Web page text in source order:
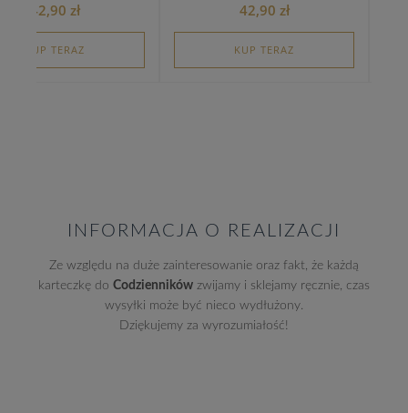
42,90 zł
KUP TERAZ
42,90 zł
KUP TERAZ
INFORMACJA O REALIZACJI
Ze względu na duże zainteresowanie oraz fakt, że każdą
karteczkę do Codzienników zwijamy i sklejamy ręcznie, czas
wysyłki może być nieco wydłużony.
Dziękujemy za wyrozumiałość!